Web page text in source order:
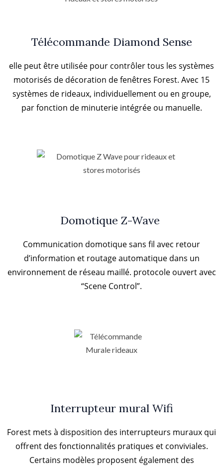
Télécommande Diamond Sense
elle peut être utilisée pour contrôler tous les systèmes
motorisés de décoration de fenêtres Forest. Avec 15
systèmes de rideaux, individuellement ou en groupe,
par fonction de minuterie intégrée ou manuelle.
Domotique Z-Wave
Communication domotique sans fil avec retour
d’information et routage automatique dans un
environnement de réseau maillé. protocole ouvert avec
“Scene Control”.
Interrupteur mural Wifi
Forest mets à disposition des interrupteurs muraux qui
offrent des fonctionnalités pratiques et conviviales.
Certains modèles proposent également des